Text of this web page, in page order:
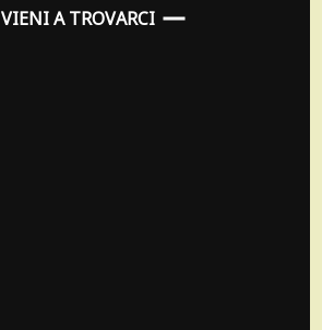
VIENI A TROVARCI